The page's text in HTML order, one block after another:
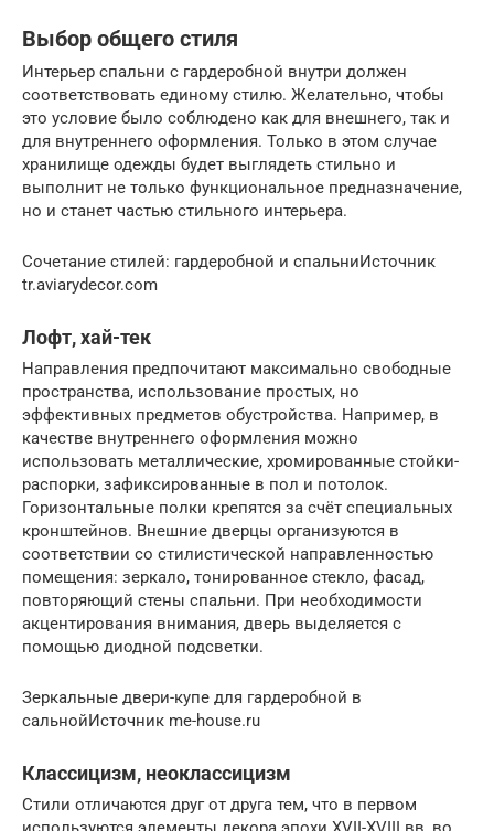
Выбор общего стиля
Интерьер спальни с гардеробной внутри должен
соответствовать единому стилю. Желательно, чтобы
это условие было соблюдено как для внешнего, так и
для внутреннего оформления. Только в этом случае
хранилище одежды будет выглядеть стильно и
выполнит не только функциональное предназначение,
но и станет частью стильного интерьера.
Сочетание стилей: гардеробной и спальниИсточник
tr.aviarydecor.com
Лофт, хай-тек
Направления предпочитают максимально свободные
пространства, использование простых, но
эффективных предметов обустройства. Например, в
качестве внутреннего оформления можно
использовать металлические, хромированные стойки-
распорки, зафиксированные в пол и потолок.
Горизонтальные полки крепятся за счёт специальных
кронштейнов. Внешние дверцы организуются в
соответствии со стилистической направленностью
помещения: зеркало, тонированное стекло, фасад,
повторяющий стены спальни. При необходимости
акцентирования внимания, дверь выделяется с
помощью диодной подсветки.
Зеркальные двери-купе для гардеробной в
сальнойИсточник me-house.ru
Классицизм, неоклассицизм
Стили отличаются друг от друга тем, что в первом